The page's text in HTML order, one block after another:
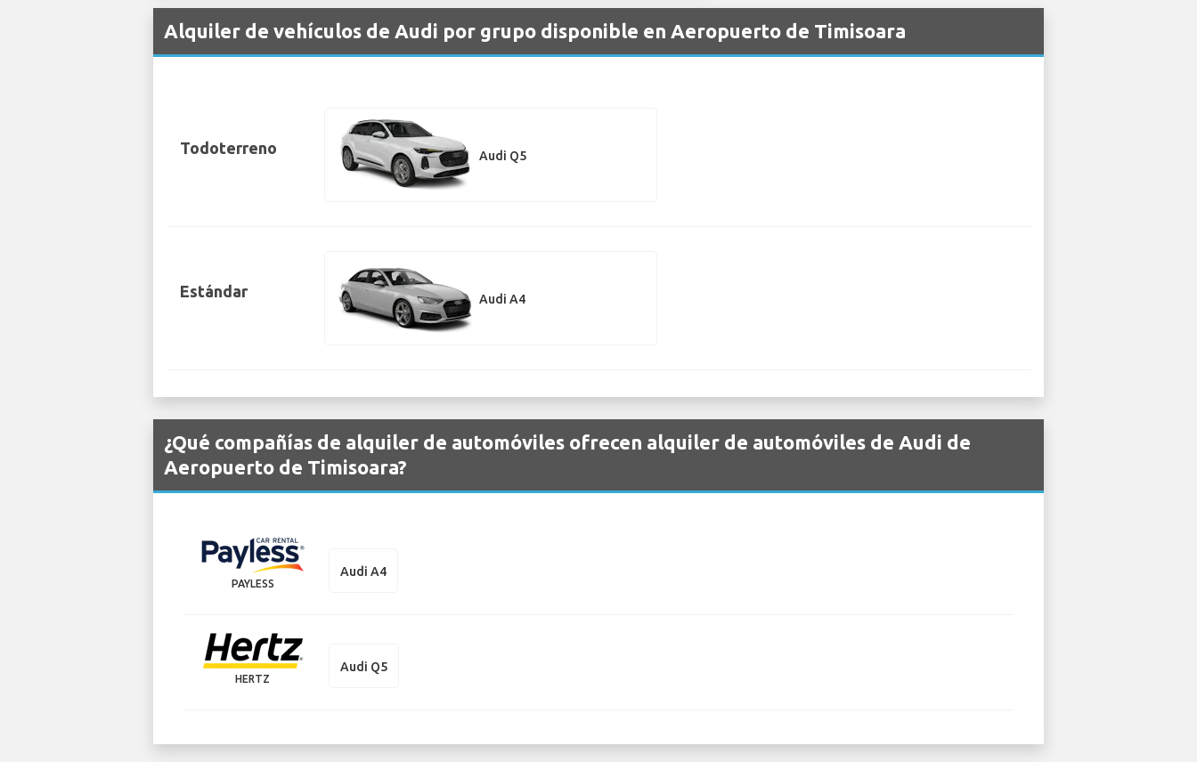
Alquiler de vehículos de Audi por grupo disponible en Aeropuerto de Timisoara
Todoterreno Audi Q5
Estándar Audi A4
¿Qué compañías de alquiler de automóviles ofrecen alquiler de automóviles de Audi de
Aeropuerto de Timisoara?
PAYLESS
Audi A4
HERTZ
Audi Q5